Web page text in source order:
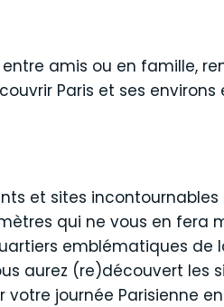
entre amis ou en famille,
Paris et ses
et sites incontournables
qui ne vous en fera
emblématiques de
aurez (re)découvert les
journée Parisienne